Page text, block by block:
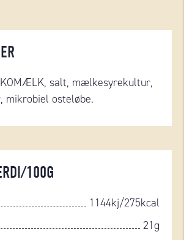
salt, mælkesyrekultur,
, mikrobiel osteløbe.
100G
1144kj/275kcal
21g